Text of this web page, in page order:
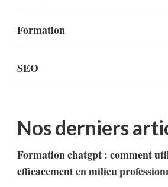
Formation
SEO
Nos derniers
Formation chatgpt : comment
efficacement en milieu